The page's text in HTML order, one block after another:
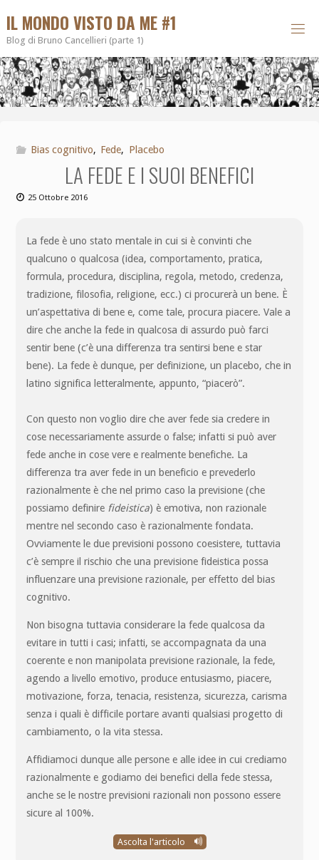
IL MONDO VISTO DA ME #1
Blog di Bruno Cancellieri (parte 1)
Bias cognitivo, Fede, Placebo
LA FEDE E I SUOI BENEFICI
25 Ottobre 2016
La fede è uno stato mentale in cui si è convinti che
qualcuno o qualcosa (idea, comportamento, pratica,
formula, procedura, disciplina, regola, metodo, credenza,
tradizione, filosofia, religione, ecc.) ci procurerà un bene. È
un’aspettativa di bene e, come tale, procura piacere. Vale a
dire che anche la fede in qualcosa di assurdo può farci
sentir bene (c’è una differenza tra sentirsi bene e star
bene). La fede è dunque, per definizione, un placebo, che in
latino significa letteralmente, appunto, “piacerò”.
Con questo non voglio dire che aver fede sia credere in
cose necessariamente assurde o false; infatti si può aver
fede anche in cose vere e realmente benefiche. La
differenza tra aver fede in un beneficio e prevederlo
razionalmente è che nel primo caso la previsione (che
possiamo definire fideistica) è emotiva, non razionale
mentre nel secondo caso è razionalmente fondata.
Ovviamente le due previsioni possono coesistere, tuttavia
c’è sempre il rischio che una previsione fideistica possa
influenzare una previsione razionale, per effetto del bias
cognitivo.
Non bisogna tuttavia considerare la fede qualcosa da
evitare in tutti i casi; infatti, se accompagnata da una
coerente e non manipolata previsione razionale, la fede,
agendo a livello emotivo, produce entusiasmo, piacere,
motivazione, forza, tenacia, resistenza, sicurezza, carisma
senza i quali è difficile portare avanti qualsiasi progetto di
cambiamento, o la vita stessa.
Affidiamoci dunque alle persone e alle idee in cui crediamo
razionalmente e godiamo dei benefici della fede stessa,
anche se le nostre previsioni razionali non possono essere
sicure al 100%.
Ascolta l'articolo